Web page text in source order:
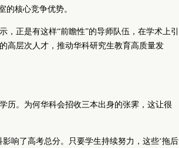
核心竞争优势。
正是有这样“前瞻性”的导师队伍，在学术上引
高层次人才，推动华科研究生教育高质量发
历。为何华科会招收三本出身的张霁，这让很
响了高考总分。只要学生持续努力，这些‘拖后